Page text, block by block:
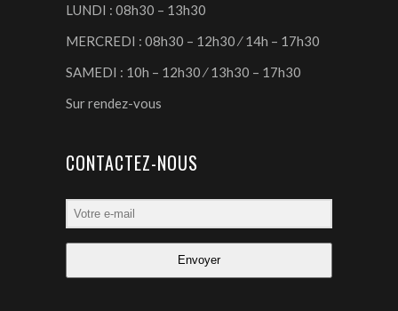
LUNDI : 08h30 – 13h30
MERCREDI : 08h30 – 12h30 ⁄ 14h – 17h30
SAMEDI : 10h – 12h30 ⁄ 13h30 – 17h30
Sur rendez-vous
CONTACTEZ-NOUS
Envoyer